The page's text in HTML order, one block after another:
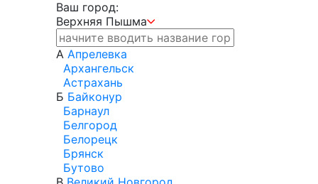
Ваш город:
Верхняя Пышма
А Апрелевка
Архангельск
Астрахань
Б Байконур
Барнаул
Белгород
Белорецк
Брянск
Бутово